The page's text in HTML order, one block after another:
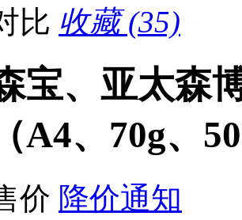
比 收藏 (35)
宝、亚太森
（A4、70g、
价 降价通知